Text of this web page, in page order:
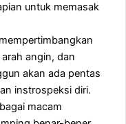
untuk memasak
angin, dan
akan ada pentas
instrospeksi diri.
macam